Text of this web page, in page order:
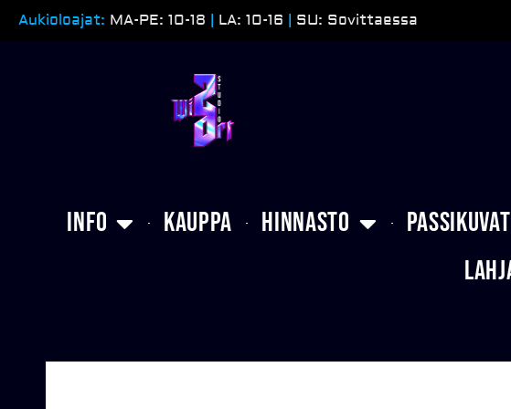
Siirry
Aukioloajat: MA-PE: 10-18 LA: 10-16 SU: Sovittaessa
Info Kauppa Hinnasto Passikuvat